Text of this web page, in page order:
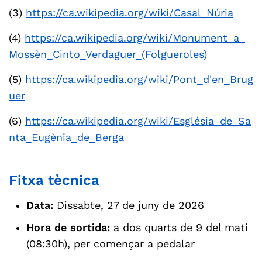
(3) https://ca.wikipedia.org/wiki/Casal_Núria
(4) https://ca.wikipedia.org/wiki/Monument_a_
Mossèn_Cinto_Verdaguer_(Folgueroles)
(5) https://ca.wikipedia.org/wiki/Pont_d'en_Brug
uer
(6) https://ca.wikipedia.org/wiki/Església_de_Sa
nta_Eugènia_de_Berga
Fitxa tècnica
Data: Dissabte, 27 de juny de 2026
Hora de sortida: a dos quarts de 9 del mati
(08:30h), per començar a pedalar